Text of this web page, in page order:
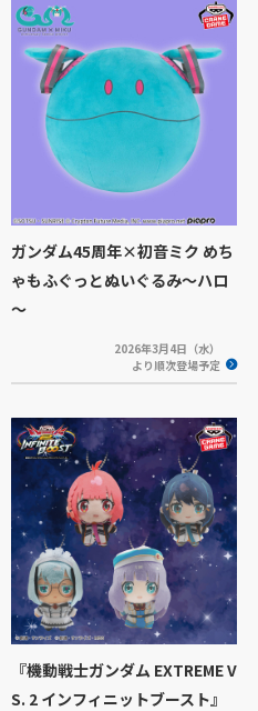
ガンダム45周年×初音ミク めち
ゃもふぐっとぬいぐるみ～ハロ
～
2026年3月4日（水）
より順次登場予定
『機動戦士ガンダム EXTREME V
S. 2 インフィニットブースト』